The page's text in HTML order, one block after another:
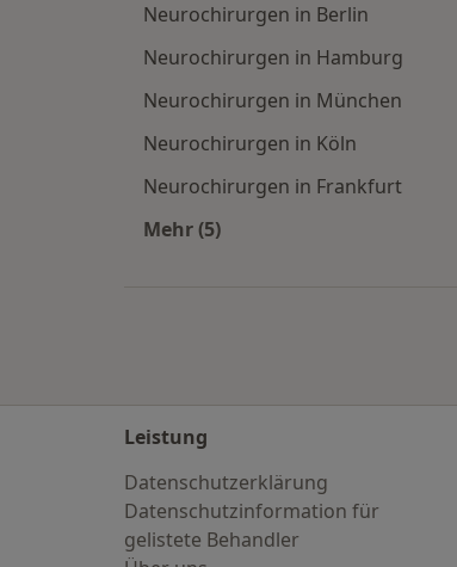
Neurochirurgen in Berlin
Neurochirurgen in Hamburg
Neurochirurgen in München
Neurochirurgen in Köln
Neurochirurgen in Frankfurt
Mehr (5)
Leistung
Datenschutzerklärung
Datenschutzinformation für
gelistete Behandler